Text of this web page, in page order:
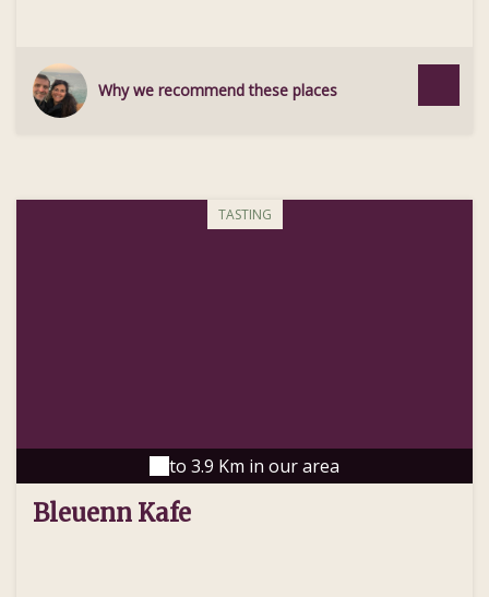
Why we recommend these places
TASTING
to 3.9 Km in our area
Bleuenn Kafe